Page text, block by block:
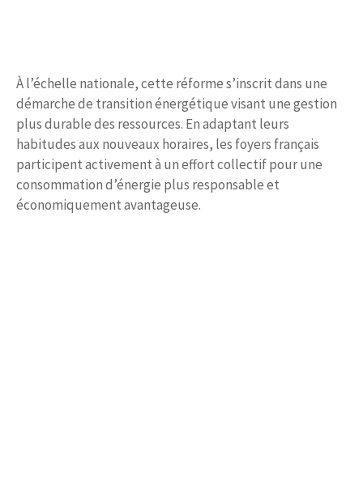
À l’échelle nationale, cette réforme s’inscrit dans une
démarche de transition énergétique visant une gestion
plus durable des ressources. En adaptant leurs
habitudes aux nouveaux horaires, les foyers français
participent activement à un effort collectif pour une
consommation d’énergie plus responsable et
économiquement avantageuse.